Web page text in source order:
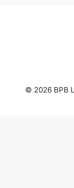
© 2026 BPB